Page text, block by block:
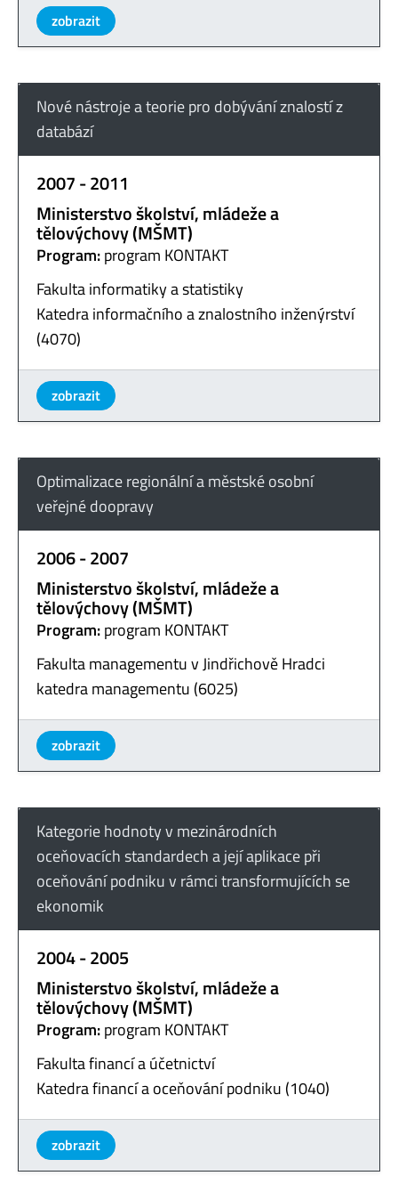
zobrazit
Nové nástroje a teorie pro dobývání znalostí z
databází
2007 - 2011
Ministerstvo školství, mládeže a
tělovýchovy (MŠMT)
Program:program KONTAKT
Fakulta informatiky a statistiky
Katedra informačního a znalostního inženýrství
(4070)
zobrazit
Optimalizace regionální a městské osobní
veřejné doopravy
2006 - 2007
Ministerstvo školství, mládeže a
tělovýchovy (MŠMT)
Program:program KONTAKT
Fakulta managementu v Jindřichově Hradci
katedra managementu (6025)
zobrazit
Kategorie hodnoty v mezinárodních
oceňovacích standardech a její aplikace při
oceňování podniku v rámci transformujících se
ekonomik
2004 - 2005
Ministerstvo školství, mládeže a
tělovýchovy (MŠMT)
Program:program KONTAKT
Fakulta financí a účetnictví
Katedra financí a oceňování podniku (1040)
zobrazit